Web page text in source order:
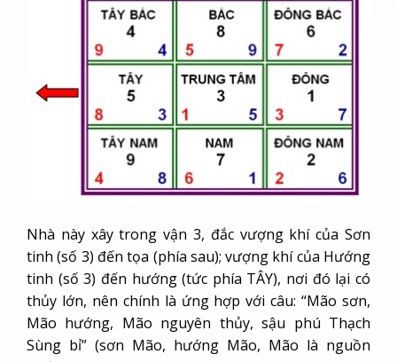
Nhà này xây trong vận 3, đắc vượng khí của Sơn
tinh (số 3) đến tọa (phía sau); vượng khí của Hướng
tinh (số 3) đến hướng (tức phía TÂY), nơi đó lại có
thủy lớn, nên chính là ứng hợp với câu: “Mão sơn,
Mão hướng, Mão nguyên thủy, sậu phú Thạch
Sùng bỉ” (sơn Mão, hướng Mão, Mão là nguồn